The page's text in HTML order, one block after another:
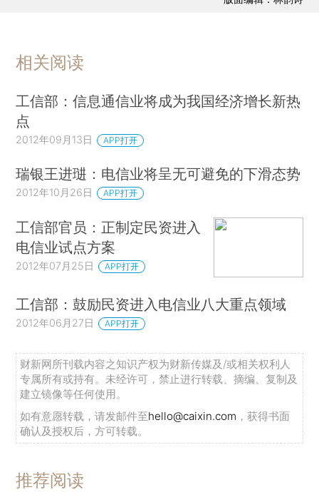
相关阅读
工信部：信息通信业将成为我国经济增长新热
点
2012年09月13日 APP打开
瑞银王进琎：电信业将呈无可避免的下滑态势
2012年10月26日 APP打开
工信部官员：正制定民资进入
电信业试点方案
2012年07月25日 APP打开
工信部：鼓励民资进入电信业八大重点领域
2012年06月27日 APP打开
财新网所刊载内容之知识产权为财新传媒及/或相关权利人
专属所有或持有。未经许可，禁止进行转载、摘编、复制及
建立镜像等任何使用。
如有意愿转载，请发邮件至hello@caixin.com ，获得书面
确认及授权后，方可转载。
推荐阅读